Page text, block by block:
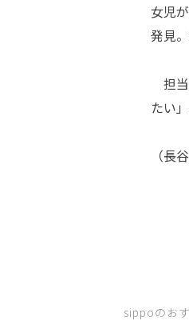
女児
発見
担
たい」
（長
sippoのお